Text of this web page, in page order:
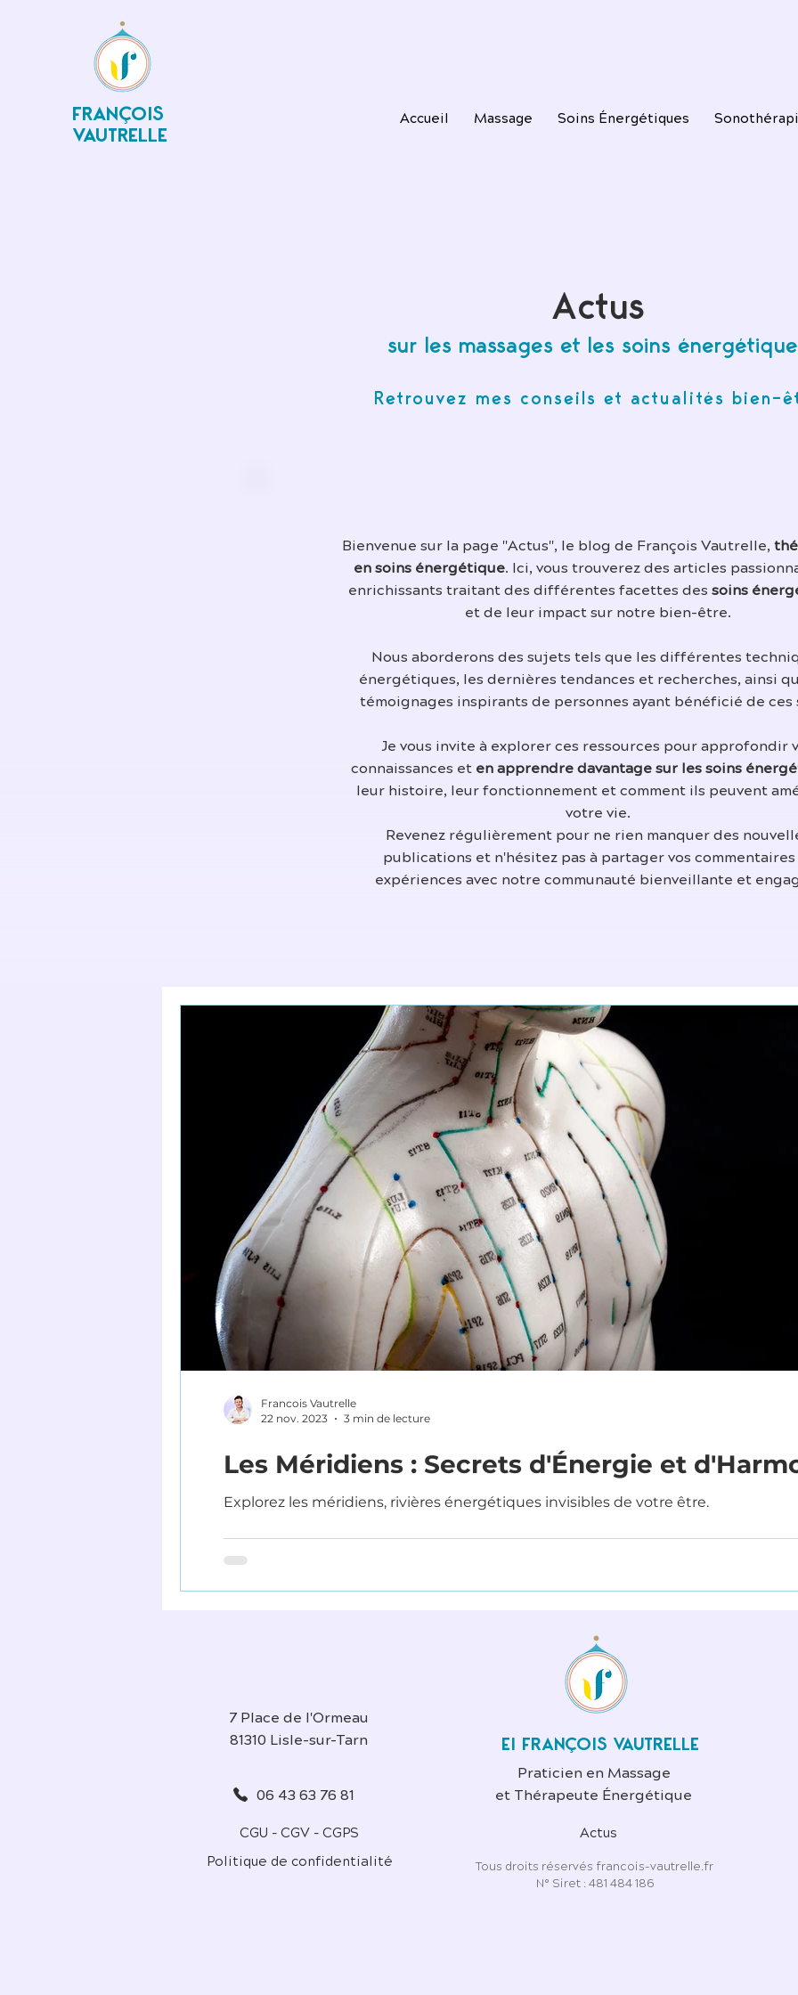
FRANÇOIS
VAUTRELLE
Accueil Massage Soins Énergétiques
Actus
sur les massages et les soins
Retrouvez mes conseils et actualités bien-
Bienvenue sur la page "Actus", le blog de François Vautrelle,
en soins énergétique. Ici, vous trouverez des articles
enrichissants traitant des différentes facettes des soins
et de leur impact sur notre bien-être.
Nous aborderons des sujets tels que les différentes
énergétiques, les dernières tendances et recherches, ainsi
témoignages inspirants de personnes ayant bénéficié de ces
Je vous invite à explorer ces ressources pour approfondir
connaissances et en apprendre davantage sur les soins
leur histoire, leur fonctionnement et comment ils peuvent
votre vie.
Revenez régulièrement pour ne rien manquer des
publications et n'hésitez pas à partager vos
expériences avec notre communauté bienveillante et
Les Méridiens : Secrets d'Énergie et
Explorez les méridiens, rivières énergétiques invisibles de votre être.
Francois Vautrelle
22 nov. 2023
3 min de lecture
7 Place de l'Ormeau
81310 Lisle-sur-Tarn
06 43 63 76 81
Politique de confidentialité
CGU - CGV - CGPS
EI FRANÇOIS VAUTRELLE
Praticien en Massage
et Thérapeute Énergétique
Actus
Tous droits réservés francois-vautrelle.fr
N° Siret : 481 484 186